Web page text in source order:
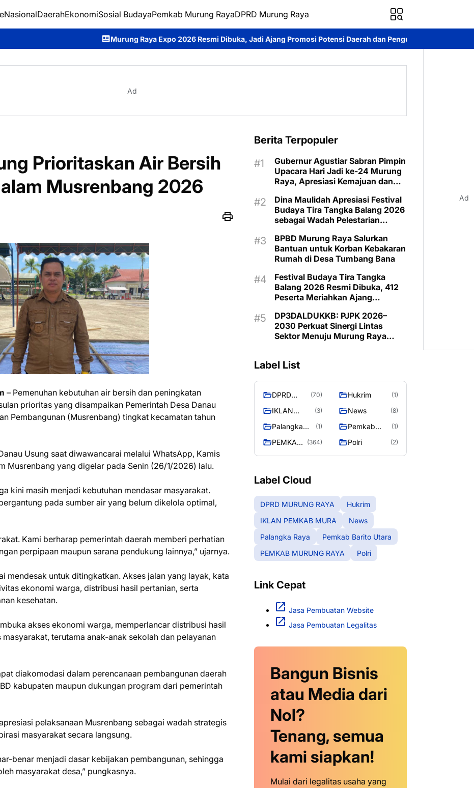
NasionalDaerahEkonomiSosial BudayaPemkab Murung RayaDPRD Murung Raya
Murung Raya Expo 2026 Resmi Dibuka, Jadi Ajang Promosi Potensi Daerah dan Penguatan Ekonomi Lokal Kontingen Pramuka
Ad
Prioritaskan Air Bersih
Musrenbang 2026
– Pemenuhan kebutuhan air bersih dan peningkatan
prioritas yang disampaikan Pemerintah Desa Danau
Pembangunan (Musrenbang) tingkat kecamatan tahun
Usung saat diwawancarai melalui WhatsApp, Kamis
Musrenbang yang digelar pada Senin (26/1/2026) lalu.
kini masih menjadi kebutuhan mendasar masyarakat.
pada sumber air yang belum dikelola optimal,
Kami berharap pemerintah daerah memberi perhatian
perpipaan maupun sarana pendukung lainnya,” ujarnya.
mendesak untuk ditingkatkan. Akses jalan yang layak, kata
ekonomi warga, distribusi hasil pertanian, serta
kesehatan.
akses ekonomi warga, memperlancar distribusi hasil
terutama anak-anak sekolah dan pelayanan
diakomodasi dalam perencanaan pembangunan daerah
kabupaten maupun dukungan program dari pemerintah
pelaksanaan Musrenbang sebagai wadah strategis
masyarakat secara langsung.
benar menjadi dasar kebijakan pembangunan, sehingga
masyarakat desa,” pungkasnya.
Berita Terpopuler
Gubernur Agustiar Sabran Pimpin
Upacara Hari Jadi ke-24 Murung
Raya, Apresiasi Kemajuan dan
Dina Maulidah Apresiasi Festival
Budaya Tira Tangka Balang 2026
sebagai Wadah Pelestarian
BPBD Murung Raya Salurkan
Bantuan untuk Korban Kebakaran
Rumah di Desa Tumbang Bana
Festival Budaya Tira Tangka
Balang 2026 Resmi Dibuka, 412
Peserta Meriahkan Ajang
DP3DALDUKKB: PJPK 2026–
2030 Perkuat Sinergi Lintas
Sektor Menuju Murung Raya
Label List
DPRD
RAYA
(70) Hukrim (1)
IKLAN
MURA
(3) News (8)
Palangka
(1)
Pemkab
(1)
PEMKAB
(364) Polri (2)
Label Cloud
DPRD MURUNG RAYA
Hukrim
IKLAN PEMKAB MURA
News
Palangka Raya
Pemkab Barito Utara
PEMKAB MURUNG RAYA
Polri
Link Cepat
Jasa Pembuatan Website
Jasa Pembuatan Legalitas
Bangun Bisnis
atau Media dari
Nol?
Tenang, semua
kami siapkan!
Mulai dari legalitas usaha yang
Ad